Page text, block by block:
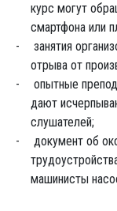
курс могут
смартфона или
занятия
отрыва от
опытные
дают
слушателей;
документ об
машинисты